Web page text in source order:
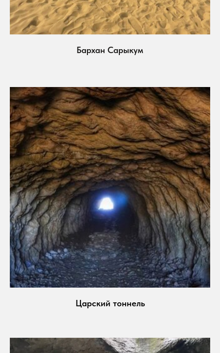
Бархан Сарыкум
Царский тоннель